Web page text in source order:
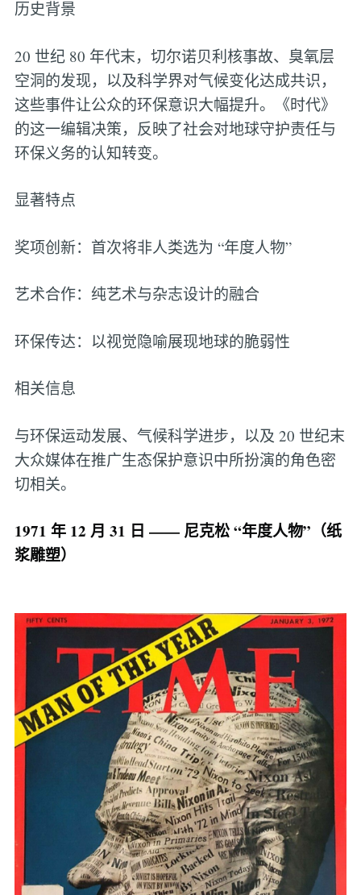
历史背景
20 世纪 80 年代末，切尔诺贝利核事故、臭氧层
空洞的发现，以及科学界对气候变化达成共识，
这些事件让公众的环保意识大幅提升。《时代》
的这一编辑决策，反映了社会对地球守护责任与
环保义务的认知转变。
显著特点
奖项创新：首次将非人类选为 “年度人物”
艺术合作：纯艺术与杂志设计的融合
环保传达：以视觉隐喻展现地球的脆弱性
相关信息
与环保运动发展、气候科学进步，以及 20 世纪末
大众媒体在推广生态保护意识中所扮演的角色密
切相关。
1971 年 12 月 31 日 —— 尼克松 “年度人物”（纸
浆雕塑）